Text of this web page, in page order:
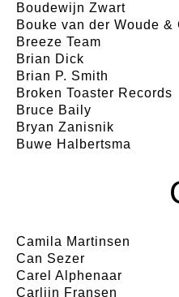
Boudewijn Zwart
Bouke van der Woude
Breeze Team
Brian Dick
Brian P. Smith
Broken Toaster Records
Bruce Baily
Bryan Zanisnik
Buwe Halbertsma
Camila Martinsen
Can Sezer
Carel Alphenaar
Carlijn Fransen